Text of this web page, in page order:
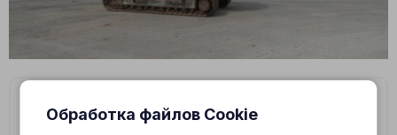
гидронасосы:
Обработка файлов Cookie